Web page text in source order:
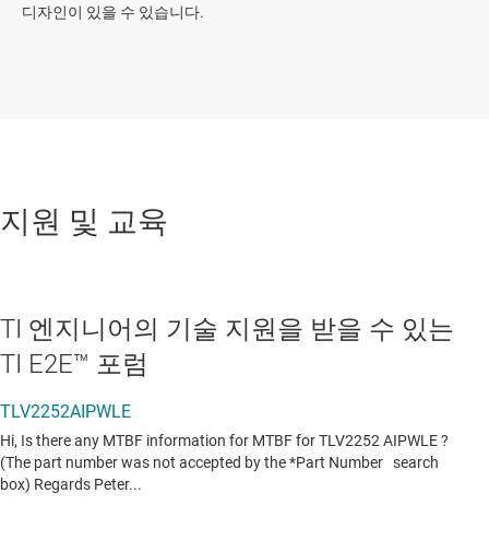
디자인이 있을 수 있습니다.
지원 및 교육
TI 엔지니어의 기술 지원을 받을 수 있는
TI E2E™ 포럼